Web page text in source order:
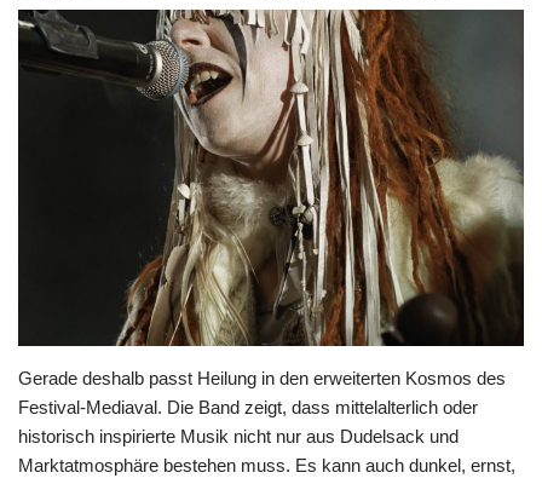
Gerade deshalb passt Heilung in den erweiterten Kosmos des
Festival-Mediaval. Die Band zeigt, dass mittelalterlich oder
historisch inspirierte Musik nicht nur aus Dudelsack und
Marktatmosphäre bestehen muss. Es kann auch dunkel, ernst,